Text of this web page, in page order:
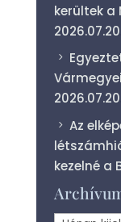
kerültek a
Az
kezelné a